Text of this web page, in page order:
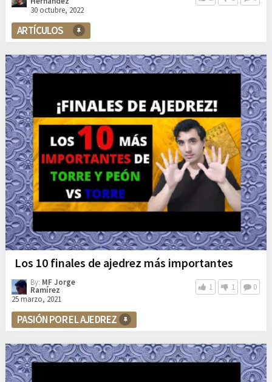
30 octubre, 2022
ARTÍCULOS
Los 10 finales de ajedrez más importantes
By: MF Jorge
Ramírez
25 marzo, 2021
1 1 0
PASIÓN POR EL AJEDREZ